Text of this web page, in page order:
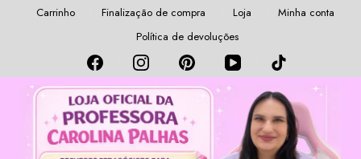
Carrinho Finalização de compra Loja
Minha conta
Política de devoluções